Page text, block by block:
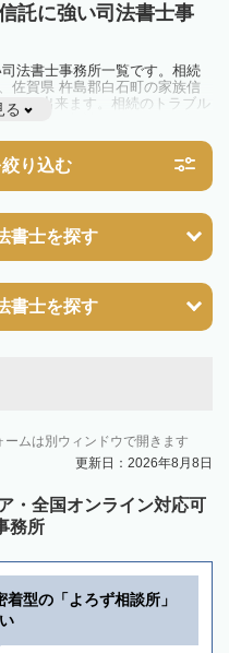
託に強い司法書士事
法書士事務所一覧です。相続
佐賀県 杵島郡白石町の家族信
とが出来ます。相続のトラブル
法書士に相談してみましょう。
る
り込む
書士を探す
書士を探す
ムは別ウィンドウで開きます
更新日：2026年8月8日
・全国オンライン対応可
務所
着型の「よろず相談所」